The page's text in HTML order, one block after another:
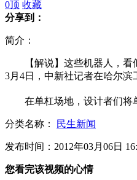
0顶 收藏
分享到：
简介：
【解说】这些机器人，看似
3月4日，中新社记者在哈尔滨
在单杠场地，设计者们将单
分类名称： 民生新闻
发布时间：2012年03月06日
您看完该视频的心情